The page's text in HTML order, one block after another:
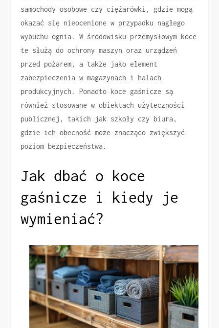
samochody osobowe czy ciężarówki, gdzie mogą
okazać się nieocenione w przypadku nagłego
wybuchu ognia. W środowisku przemysłowym koce
te służą do ochrony maszyn oraz urządzeń
przed pożarem, a także jako element
zabezpieczenia w magazynach i halach
produkcyjnych. Ponadto koce gaśnicze są
również stosowane w obiektach użyteczności
publicznej, takich jak szkoły czy biura,
gdzie ich obecność może znacząco zwiększyć
poziom bezpieczeństwa.
Jak dbać o koce
gaśnicze i kiedy je
wymieniać?